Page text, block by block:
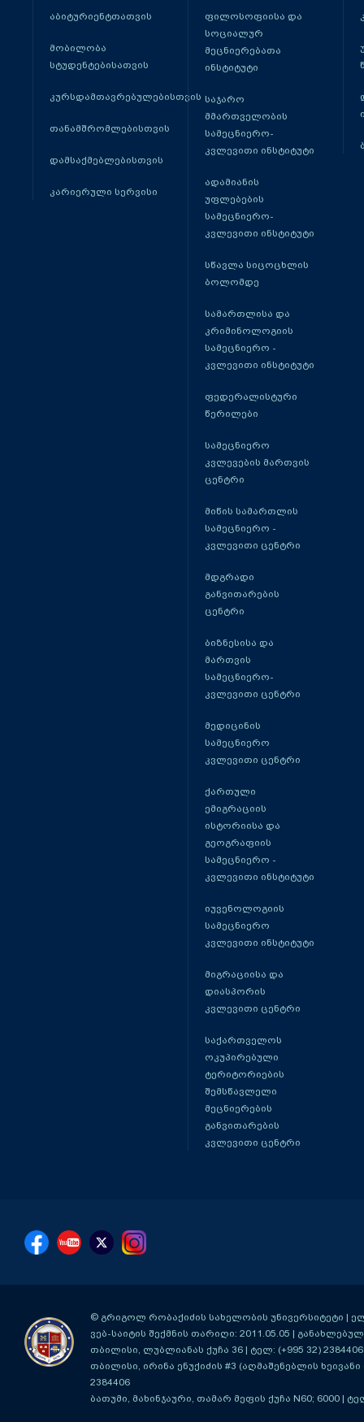
აბიტურიენტთათვის
მობილობა
სტუდენტებისათვის
კურსდამთავრებულებისთვის
თანამშრომლებისთვის
დამსაქმებლებისთვის
კარიერული სერვისი
ფილოსოფიისა და
სოციალურ
მეცნიერებათა
ინსტიტუტი
საჯარო
მმართველობის
სამეცნიერო-
კვლევითი ინსტიტუტი
ადამიანის
უფლებების
სამეცნიერო-
კვლევითი ინსტიტუტი
სწავლა სიცოცხლის
ბოლომდე
სამართლისა და
კრიმინოლოგიის
სამეცნიერო -
კვლევითი ინსტიტუტი
ფედერალისტური
წერილები
სამეცნიერო
კვლევების მართვის
ცენტრი
მიწის სამართლის
სამეცნიერო -
კვლევითი ცენტრი
მდგრადი
განვითარების
ცენტრი
ბიზნესისა და
მართვის
სამეცნიერო-
კვლევითი ცენტრი
მედიცინის
სამეცნიერო
კვლევითი ცენტრი
ქართული
ემიგრაციის
ისტორიისა და
გეოგრაფიის
სამეცნიერო -
კვლევითი ინსტიტუტი
იუვენოლოგიის
სამეცნიერო
კვლევითი ინსტიტუტი
მიგრაციისა და
დიასპორის
კვლევითი ცენტრი
საქართველოს
ოკუპირებული
ტერიტორიების
შემსწავლელი
მეცნიერების
განვითარების
კვლევითი ცენტრი
© გრიგოლ რობაქიძის სახელობის უნივერსიტეტი |
ვებ-საიტის შექმნის თარიღი: 2011.05.05 |
თბილისი, ლუბლიანას ქუჩა 36 | ტელ: (+995 32)
თბილისი, ირინა ენუქიძის #3 (აღმაშენებლის ხეივანი
2384406
ბათუმი, მახინჯაური, თამარ მეფის ქუჩა N60; 6000 |